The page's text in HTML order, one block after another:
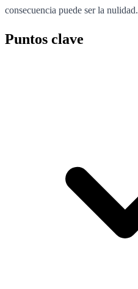
consecuencia puede ser la nulidad.
Puntos clave